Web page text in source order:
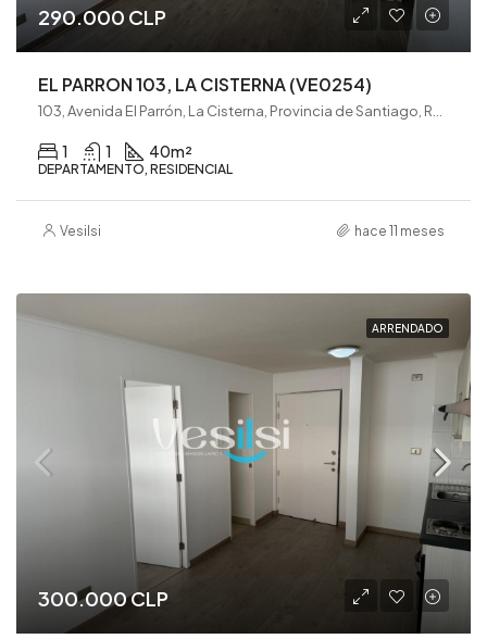
290.000 CLP
EL PARRON 103, LA CISTERNA (VE0254)
1 1 40m²
DEPARTAMENTO, RESIDENCIAL
Vesilsi hace 11 meses
ARRENDADO
300.000 CLP